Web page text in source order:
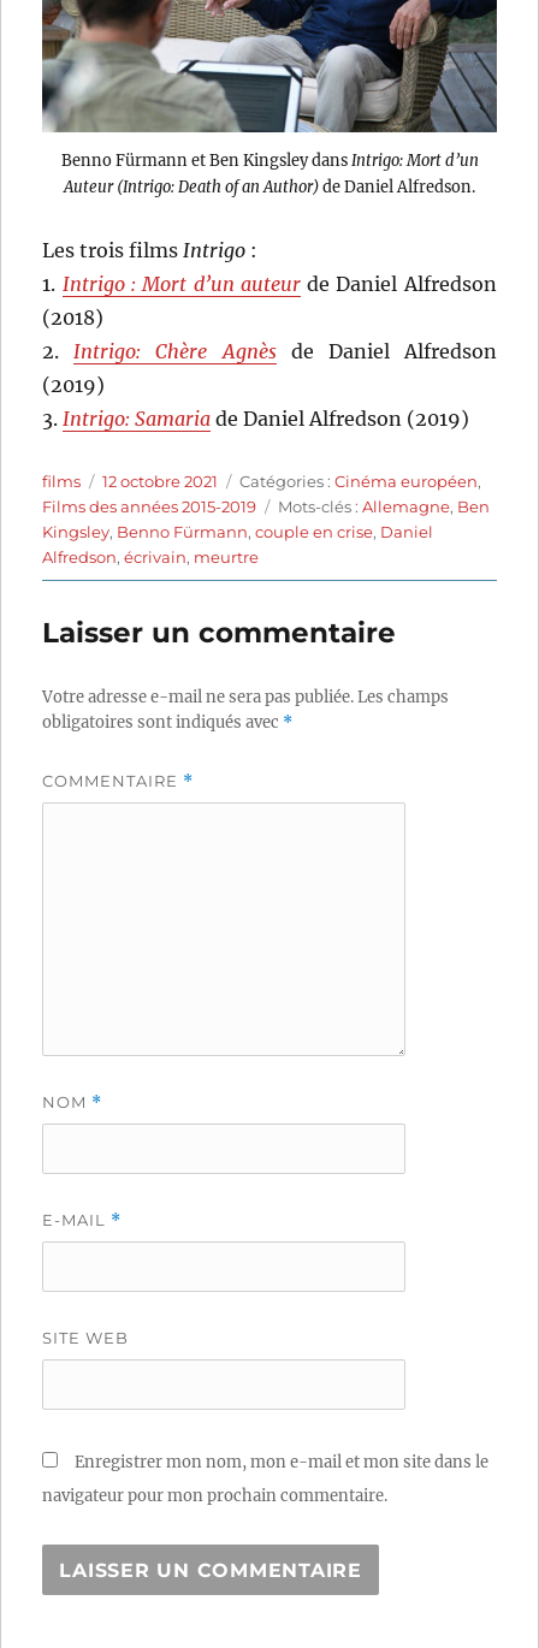
Benno Fürmann et Ben Kingsley dans Intrigo: Mort d’un
Auteur (Intrigo: Death of an Author)de Daniel Alfredson.
Les trois films Intrigo :
1. Intrigo : Mort d’un auteurde Daniel Alfredson
(2018)
2. Intrigo: Chère Agnèsde Daniel Alfredson
(2019)
3. Intrigo: Samaria de Daniel Alfredson (2019)
Auteur
films
Publié
le
12 octobre 2021 Catégories
Catégories :Cinéma européen,
Films des années 2015-2019
Étiquettes
Mots-clés :Allemagne, Ben
Kingsley, Benno Fürmann,couple en crise, Daniel
Alfredson,écrivain, meurtre
Laisser un commentaire
Votre adresse e-mail ne sera pas publiée.Les champs
obligatoires sont indiqués avec *
COMMENTAIRE *
NOM *
E-MAIL *
SITE WEB
Enregistrer mon nom, mon e-mail et mon site dans le
navigateur pour mon prochain commentaire.